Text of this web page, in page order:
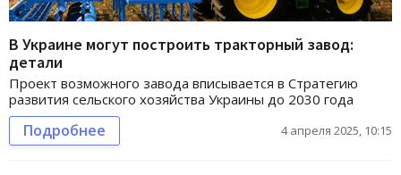
В Украине могут построить тракторный завод:
детали
Проект возможного завода вписывается в Стратегию
развития сельского хозяйства Украины до 2030 года
Подробнее 4 апреля 2025, 10:15